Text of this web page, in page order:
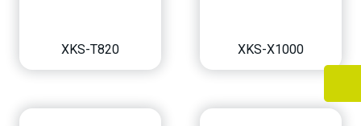
XKS-T820 XKS-X1000